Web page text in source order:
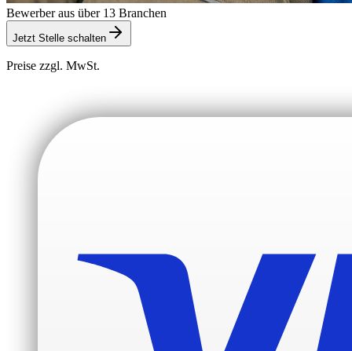
Bewerber aus über 13 Branchen
Jetzt Stelle schalten
Preise zzgl. MwSt.